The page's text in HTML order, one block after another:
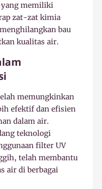
yang memiliki
zat-zat kimia
bau
kualitas air.
memungkinkan
efektif dan efisien
dalam air.
teknologi
filter UV
telah membantu
air di berbagai